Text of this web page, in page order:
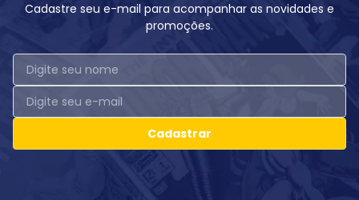
Cadastre seu e-mail para acompanhar as novidades e
promoções.
Cadastrar